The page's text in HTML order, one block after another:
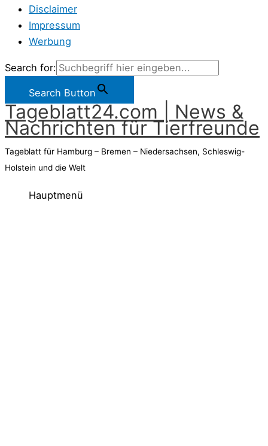
Disclaimer
Impressum
Werbung
Search for:
Search Button
Tageblatt24.com | News &
Nachrichten für Tierfreunde
Tageblatt für Hamburg – Bremen – Niedersachsen, Schleswig-
Holstein und die Welt
Hauptmenü